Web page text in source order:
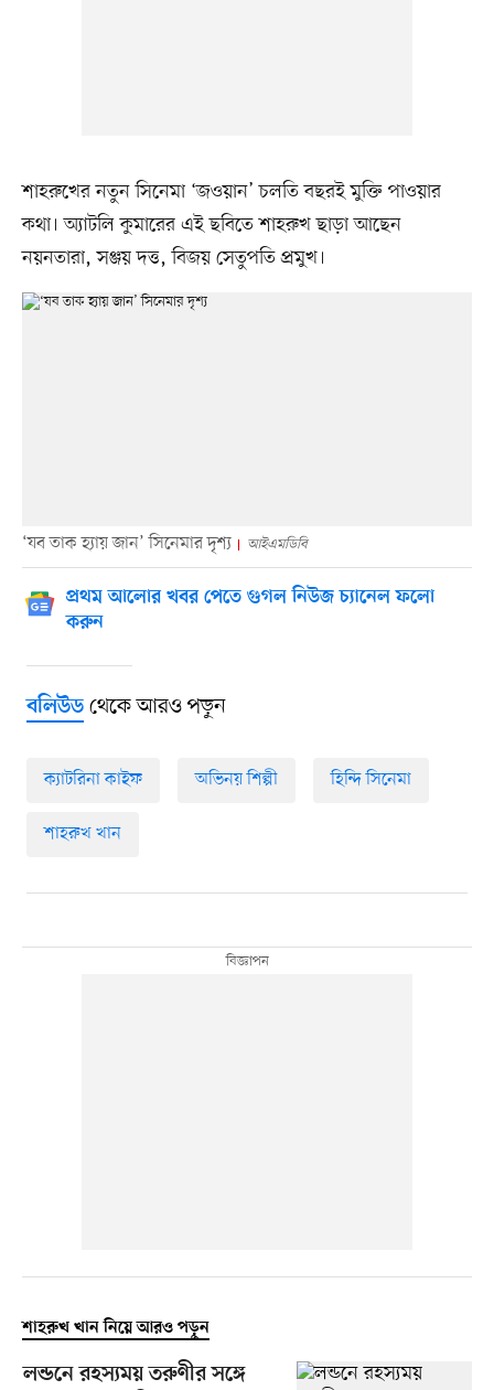
শাহরুখের নতুন সিনেমা ‘জওয়ান’ চলতি বছরই মুক্তি পাওয়ার
কথা। অ্যাটলি কুমারের এই ছবিতে শাহরুখ ছাড়া আছেন
নয়নতারা, সঞ্জয় দত্ত, বিজয় সেতুপতি প্রমুখ।
‘যব তাক হ্যায় জান’ সিনেমার দৃশ্য আইএমডিবি
প্রথম আলোর খবর পেতে গুগল নিউজ চ্যানেল ফলো
করুন
বলিউডথেকে আরও পড়ুন
ক্যাটরিনা কাইফ অভিনয় শিল্পী হিন্দি সিনেমা
শাহরুখ খান
শাহরুখ খান নিয়ে আরও পড়ুন
লন্ডনে রহস্যময় তরুণীর সঙ্গে